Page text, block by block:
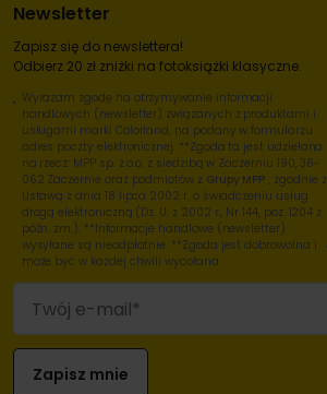
Newsletter
Zapisz się do newslettera!
Odbierz 20 zł zniżki na fotoksiążki klasyczne.
Wyrażam zgodę na otrzymywanie informacji
handlowych (newsletter) związanych z produktami i
usługami marki Colorland, na podany w formularzu
adres poczty elektronicznej. **Zgoda ta jest udzielana
na rzecz: MPP sp. z o.o. z siedzibą w Zaczerniu 190, 36-
062 Zaczernie oraz podmiotów z Grupy MPP , zgodnie z
Ustawą z dnia 18 lipca 2002 r. o świadczeniu usług
drogą elektroniczną (Dz. U. z 2002 r., Nr 144, poz. 1204 z
późn. zm.). **Informacje handlowe (newsletter)
wysyłane są nieodpłatnie. **Zgoda jest dobrowolna i
może być w każdej chwili wycofana.